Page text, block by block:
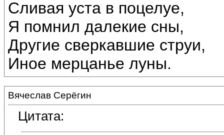
Сливая уста в поцелуе,
Я помнил далекие сны,
Другие сверкавшие струи,
Иное мерцанье луны.
Вячеслав Серёгин
Цитата: